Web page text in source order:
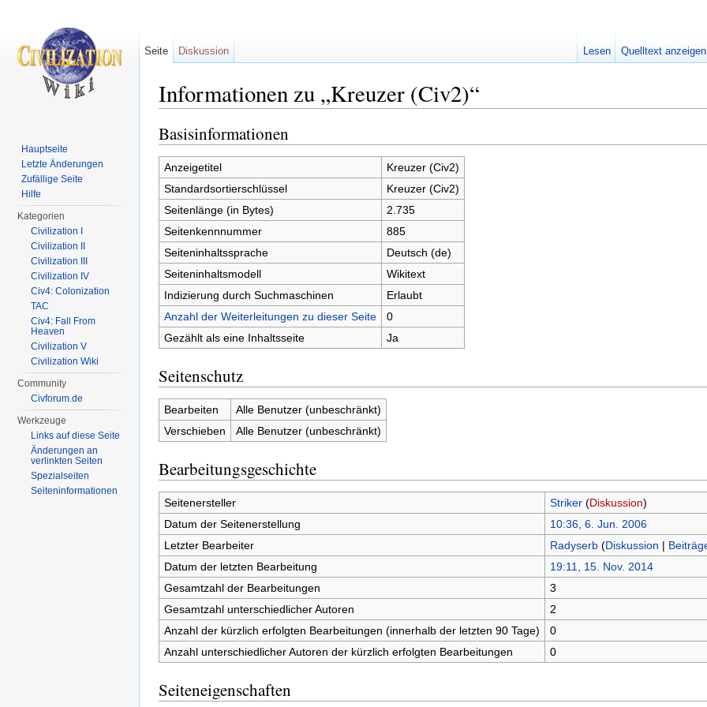
Informationen zu „Kreuzer (Civ2)“
Basisinformationen
Anzeigetitel
Kreuzer (Civ2)
Standardsortierschlüssel
Kreuzer (Civ2)
Seitenlänge (in Bytes)
2.735
Seitenkennnummer
885
Seiteninhaltssprache
Deutsch (de)
Seiteninhaltsmodell
Wikitext
Indizierung durch Suchmaschinen
Erlaubt
Anzahl der Weiterleitungen zu dieser Seite
0
Gezählt als eine Inhaltsseite
Ja
Seitenschutz
Bearbeiten
Alle Benutzer (unbeschränkt)
Verschieben
Alle Benutzer (unbeschränkt)
Bearbeitungsgeschichte
Seitenersteller Striker (Diskussion)
Datum der Seitenerstellung
10:36, 6. Jun. 2006
Letzter Bearbeiter
Radyserb (Diskussion |
Datum der letzten Bearbeitung
19:11, 15. Nov. 2014
Gesamtzahl der Bearbeitungen
3
Gesamtzahl unterschiedlicher Autoren
2
Anzahl der kürzlich erfolgten Bearbeitungen (innerhalb der letzten 90 Tage)
0
Anzahl unterschiedlicher Autoren der kürzlich erfolgten Bearbeitungen
0
Seiteneigenschaften
Seite Diskussion Lesen Quelltext anzeigen
Hauptseite
Letzte Änderungen
Zufällige Seite
Hilfe
Kategorien
Civilization I
Civilization II
Civilization III
Civilization IV
Civ4: Colonization
TAC
Civ4: Fall From
Heaven
Civilization V
Civilization Wiki
Community
Civforum.de
Werkzeuge
Links auf diese Seite
Änderungen an
verlinkten Seiten
Spezialseiten
Seiten­informationen